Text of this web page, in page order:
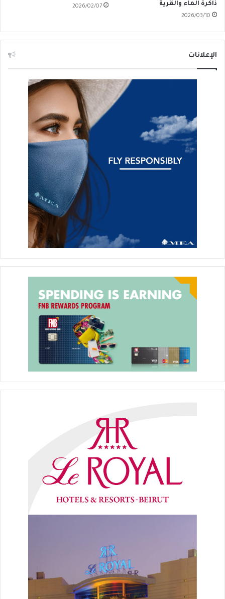
ذاكرة الماء والقرية
2026/03/10
2026/02/07
الإعلانات